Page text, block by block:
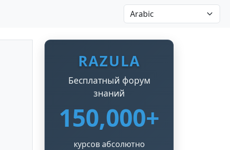
RAZULA
Бесплатный форум
знаний
150,000+
курсов абсолютно